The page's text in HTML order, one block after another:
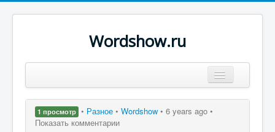
Wordshow.ru
Популярные цитаты
1 просмотр • Разное • Wordshow • 6 years ago •
Показать комментарии